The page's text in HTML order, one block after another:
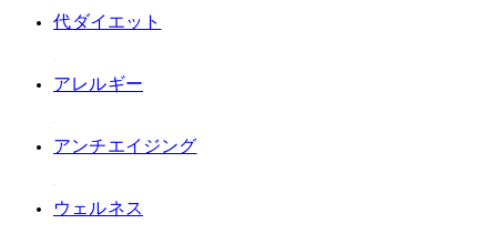
#40代ダイエット
#アレルギー
#アンチエイジング
#ウェルネス